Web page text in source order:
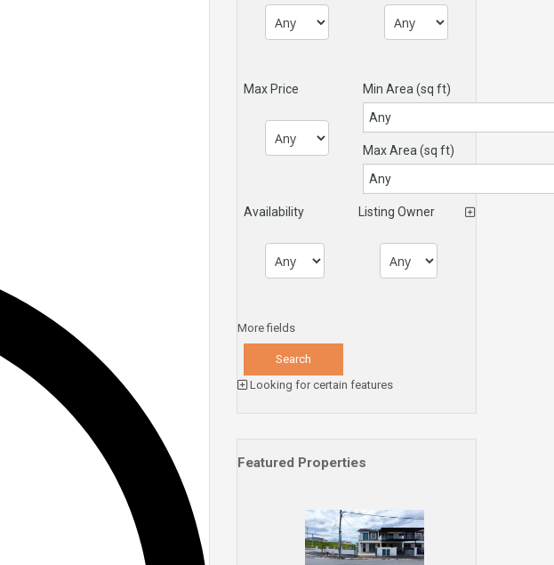
Max Price Min Area (sq ft)
Max Area (sq ft)
Availability Listing Owner
More fields
Looking for certain features
Featured Properties